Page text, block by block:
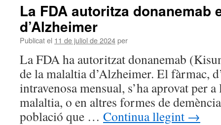
La FDA autoritza donanemab
d’Alzheimer
Publicat el 11 de juliol de 2024per
La FDA ha autoritzat donanemab
de la malaltia d’Alzheimer. El fàrmac,
intravenosa mensual, s’ha aprovat per
malaltia, o en altres formes de
població que … Continua llegint →